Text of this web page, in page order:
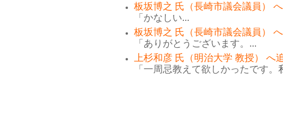
板坂博之 氏（長崎市議会議員）
「かなしい...
板坂博之 氏（長崎市議会議員）
「ありがとうございます。...
上杉和彦 氏（明治大学 教授） へ
「一周忌教えて欲しかったです